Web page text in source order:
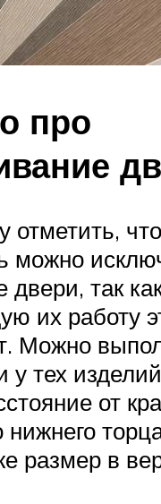
про
отметить, что
можно
так
их работу
Можно
у тех
от
размер в